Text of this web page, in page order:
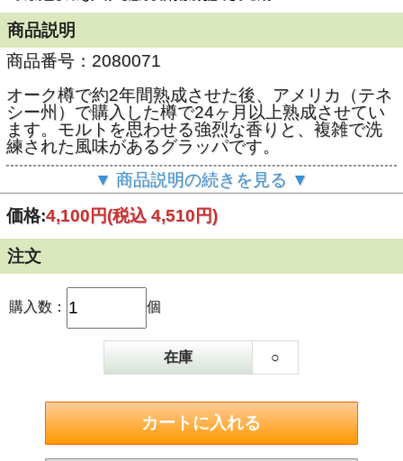
商品説明
商品番号：2080071
オーク樽で約2年間熟成させた後、アメリカ（テネ
シー州）で購入した樽で24ヶ月以上熟成させてい
ます。モルトを思わせる強烈な香りと、複雑で洗
練された風味があるグラッパです。
シボーナ蒸留所は、ピエモンテ州アルバ近郊で数
百年前よりグラッパを蒸留する歴史ある蒸留所で
す。
ピエモンテ州で最古の蒸留所の証明である、
UTF(蒸留所商取引監督機関)の登録ナンバーは
「No.1」。単一品種のぶどうからグラッパを手作
りしてきました。もともと、蒸留には古い機関車
を使って行われていました。当時は、銅製の蒸留
器を使用。搾りかすは、蒸留所に到着するとすぐ
さま蒸留され、アロマの抽出が始まります。近
年、マスカットやマスカット・ハンブルグ、ピン
ク・マスカットが蒸留されています。
グラッパの蒸留に使用される搾りかすはフレッシ
ュなものだけを選別。また、選別されたものは、
正確な蒸留により、高品質のレベルに到達しま
▼ 商品説明の続きを見る ▼
価格:4,100円(税込 4,510円)
注文
購入数： 個
在庫 ○